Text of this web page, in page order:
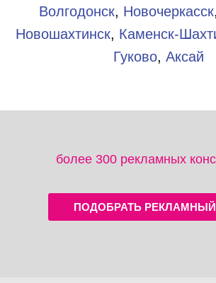
Волгодонск, Новочеркасск,
Новошахтинск, Каменск-
Гуково, Аксай
более 300 рекламных
ПОДОБРАТЬ